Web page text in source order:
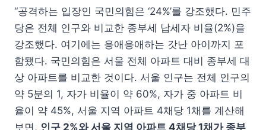
“공격하는 입장인 국민의힘은 ‘24%’를 강조했다. 민주
당은 전체 인구와 비교한 종부세 납세자 비율(2%)을
강조했다. 여기에는 응애응애하는 갓난 아이까지 포
함됐다. 국민의힘은 서울 전체 아파트 대비 종부세 대
상 아파트를 비교한 것이다. 서울 인구는 전체 인구의
약 5분의 1, 자가 비율이 약 60%, 자가 중 아파트 비
율이 약 45%, 서울 지역 아파트 4채당 1채를 계산해
보면, 인구 2%와 서울 지역 아파트 4채당 1채가 종부